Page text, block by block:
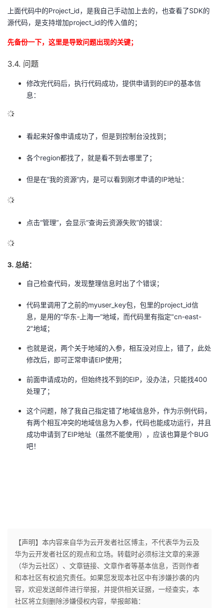
上面代码中的Project_id，是我自己手动加上去的，也查看了SDK的
源代码，是支持增加project_id的传入值的；
先备份一下，这里是导致问题出现的关键；
3.4. 问题
修改完代码后，执行代码成功，提供申请到的EIP的基本信
息：
看起来好像申请成功了，但是到控制台没找到；
各个region都找了，就是看不到去哪里了；
但是在“我的资源”内，是可以看到刚才申请的IP地址：
点击“管理”，会显示“查询云资源失败”的错误：
3. 总结：
自己检查代码，发现整理信息时出了个错误；
代码里调用了之前的myuser_key包，包里的project_id信
息，是用的“华东-上海一”地域，而代码里有指定"cn-east-
2"地域；
也就是说，两个关于地域的入参，相互没对应上，错了，此处
修改后，即可正常申请EIP使用；
前面申请成功的，但始终找不到的EIP，没办法，只能找400
处理了；
这个问题，除了我自己指定错了地域信息外，作为示例代码，
有两个相互冲突的地域信息为入参，代码也能成功运行，并且
成功申请到了EIP地址（虽然不能使用），应该也算是个BUG
吧！
【声明】本内容来自华为云开发者社区博主，不代表华为云及
华为云开发者社区的观点和立场。转载时必须标注文章的来源
（华为云社区）、文章链接、文章作者等基本信息，否则作者
和本社区有权追究责任。如果您发现本社区中有涉嫌抄袭的内
容，欢迎发送邮件进行举报，并提供相关证据，一经查实，本
社区将立刻删除涉嫌侵权内容，举报邮箱：